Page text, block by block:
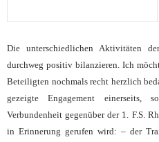
Die unterschiedlichen Aktivitäten
durchweg positiv bilanzieren. Ich
Beteiligten nochmals recht herzlich
gezeigte Engagement
Verbundenheit gegenüber der 1. F.S.
in Erinnerung gerufen wird: – der